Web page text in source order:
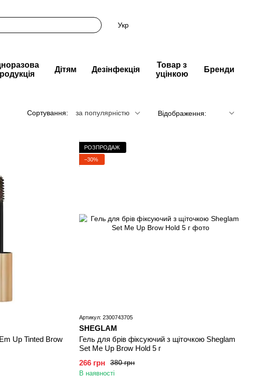
Укр
Дітям Дезінфекція
Товар з
уцінкою
Бренди
Сортування: за популярністю Відображення:
Up Tinted Brow
РОЗПРОДАЖ
−30%
Артикул: 2300743705
SHEGLAM
Гель для брів фіксуючий з щіточкою Sheglam
Set Me Up Brow Hold 5 г
380 грн
266 грн
В наявності